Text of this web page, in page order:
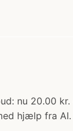
nu 20.00
hjælp fra AI.